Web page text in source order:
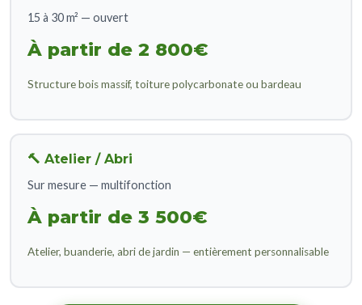
15 à 30 m² — ouvert
À partir de 2 800€
Structure bois massif, toiture polycarbonate ou bardeau
🔨 Atelier / Abri
Sur mesure — multifonction
À partir de 3 500€
Atelier, buanderie, abri de jardin — entièrement personnalisable